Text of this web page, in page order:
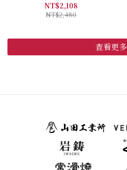
NT$2,108
NT$2,480
查看更多